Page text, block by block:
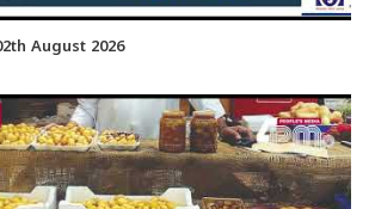
August 2026